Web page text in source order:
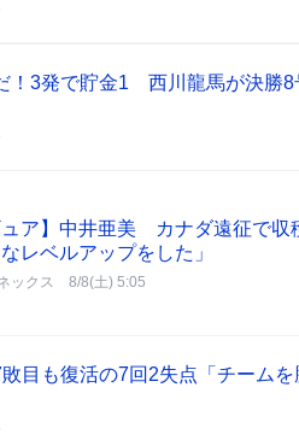
3発で貯金1 西川龍馬が決勝8
ュア】中井亜美 カナダ遠征で収
レベルアップをした」
ックス 8/8(土) 5:05
目も復活の7回2失点「チームを